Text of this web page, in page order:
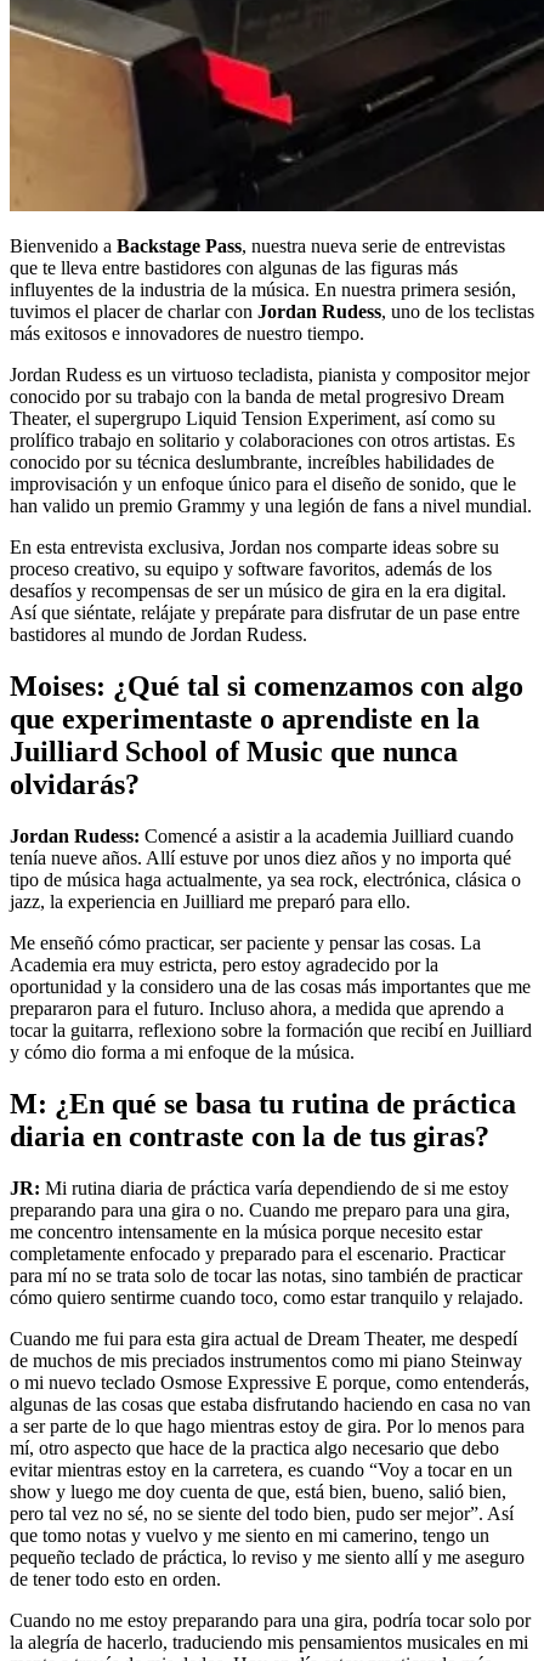
Bienvenido a Backstage Pass, nuestra nueva serie de entrevistas
que te lleva entre bastidores con algunas de las figuras más
influyentes de la industria de la música. En nuestra primera sesión,
tuvimos el placer de charlar con Jordan Rudess, uno de los teclistas
más exitosos e innovadores de nuestro tiempo.
Jordan Rudess es un virtuoso tecladista, pianista y compositor mejor
conocido por su trabajo con la banda de metal progresivo Dream
Theater, el supergrupo Liquid Tension Experiment, así como su
prolífico trabajo en solitario y colaboraciones con otros artistas. Es
conocido por su técnica deslumbrante, increíbles habilidades de
improvisación y un enfoque único para el diseño de sonido, que le
han valido un premio Grammy y una legión de fans a nivel mundial.
En esta entrevista exclusiva, Jordan nos comparte ideas sobre su
proceso creativo, su equipo y software favoritos, además de los
desafíos y recompensas de ser un músico de gira en la era digital.
Así que siéntate, relájate y prepárate para disfrutar de un pase entre
bastidores al mundo de Jordan Rudess.
Moises: ¿Qué tal si comenzamos con algo
que experimentaste o aprendiste en la
Juilliard School of Music que nunca
olvidarás?
Jordan Rudess: Comencé a asistir a la academia Juilliard cuando
tenía nueve años. Allí estuve por unos diez años y no importa qué
tipo de música haga actualmente, ya sea rock, electrónica, clásica o
jazz, la experiencia en Juilliard me preparó para ello.
Me enseñó cómo practicar, ser paciente y pensar las cosas. La
Academia era muy estricta, pero estoy agradecido por la
oportunidad y la considero una de las cosas más importantes que me
prepararon para el futuro. Incluso ahora, a medida que aprendo a
tocar la guitarra, reflexiono sobre la formación que recibí en Juilliard
y cómo dio forma a mi enfoque de la música.
M: ¿En qué se basa tu rutina de práctica
diaria en contraste con la de tus giras?
JR: Mi rutina diaria de práctica varía dependiendo de si me estoy
preparando para una gira o no. Cuando me preparo para una gira,
me concentro intensamente en la música porque necesito estar
completamente enfocado y preparado para el escenario. Practicar
para mí no se trata solo de tocar las notas, sino también de practicar
cómo quiero sentirme cuando toco, como estar tranquilo y relajado.
Cuando me fui para esta gira actual de Dream Theater, me despedí
de muchos de mis preciados instrumentos como mi piano Steinway
o mi nuevo teclado Osmose Expressive E porque, como entenderás,
algunas de las cosas que estaba disfrutando haciendo en casa no van
a ser parte de lo que hago mientras estoy de gira. Por lo menos para
mí, otro aspecto que hace de la practica algo necesario que debo
evitar mientras estoy en la carretera, es cuando “Voy a tocar en un
show y luego me doy cuenta de que, está bien, bueno, salió bien,
pero tal vez no sé, no se siente del todo bien, pudo ser mejor”. Así
que tomo notas y vuelvo y me siento en mi camerino, tengo un
pequeño teclado de práctica, lo reviso y me siento allí y me aseguro
de tener todo esto en orden.
Cuando no me estoy preparando para una gira, podría tocar solo por
la alegría de hacerlo, traduciendo mis pensamientos musicales en mi